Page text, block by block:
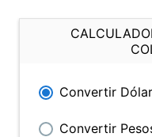
Convertir
Convertir